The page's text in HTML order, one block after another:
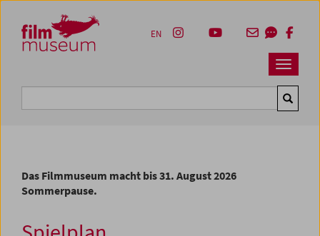
Zum Inhalt
Zum Hauptmenü
Zur Servicenavigation
Zum Suche
Navbar
EN
Das Filmmuseum macht bis 31. August 2026
Sommerpause.